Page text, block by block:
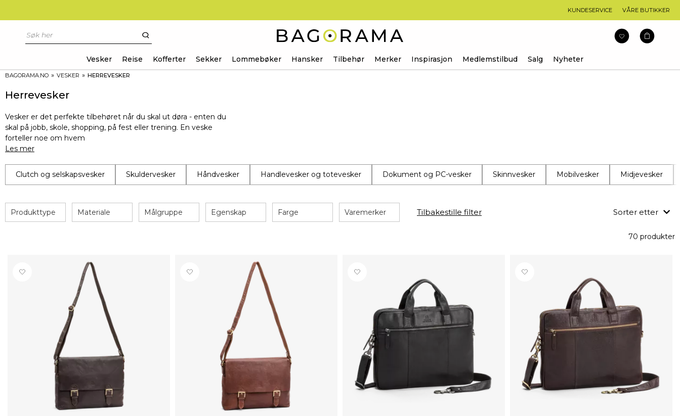
KUNDESERVICE VÅRE BUTIKKER
Vesker Reise Kofferter Sekker Lommebøker Hansker Tilbehør Merker Inspirasjon Medlemstilbud Salg Nyheter
BAGORAMA.NO » VESKER » HERREVESKER
Herrevesker
Vesker er det perfekte tilbehøret når du skal ut døra - enten du
skal på jobb, skole, shopping, på fest eller trening. En veske
forteller noe om hvem
Les mer
Clutch og selskapsvesker Skuldervesker Håndvesker Handlevesker og totevesker Dokument og PC-vesker Skinnvesker Mobilvesker Midjevesker
Produkttype Materiale Målgruppe Egenskap Farge Varemerker Tilbakestille filter Sorter etter
70 produkter